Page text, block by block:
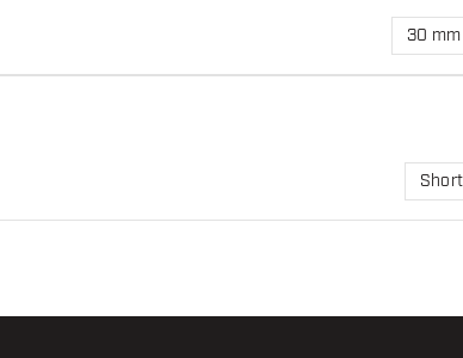
30 mm
Short